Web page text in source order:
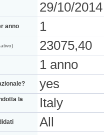
29/10/2014
anno 1
23075,40
1 anno
yes
la
Italy
All